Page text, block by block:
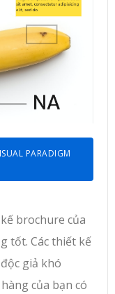
PARADIGM
brochure của
tốt. Các thiết kế
giả khó
của bạn có